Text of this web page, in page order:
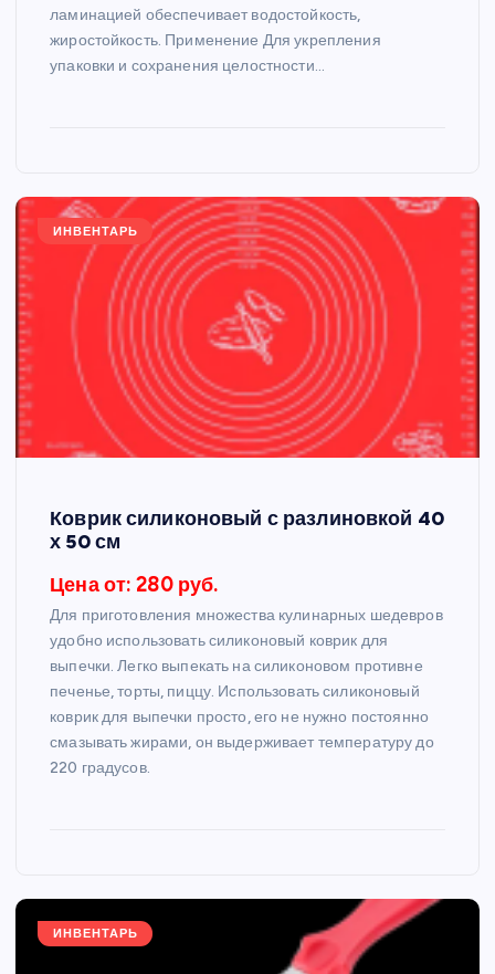
ламинацией обеспечивает водостойкость,
жиростойкость. Применение Для укрепления
упаковки и сохранения целостности…
ИНВЕНТАРЬ
Коврик силиконовый с разлиновкой 40
х 50 см
Цена от: 280 руб.
Для приготовления множества кулинарных шедевров
удобно использовать силиконовый коврик для
выпечки. Легко выпекать на силиконовом противне
печенье, торты, пиццу. Использовать силиконовый
коврик для выпечки просто, его не нужно постоянно
смазывать жирами, он выдерживает температуру до
220 градусов.
ИНВЕНТАРЬ